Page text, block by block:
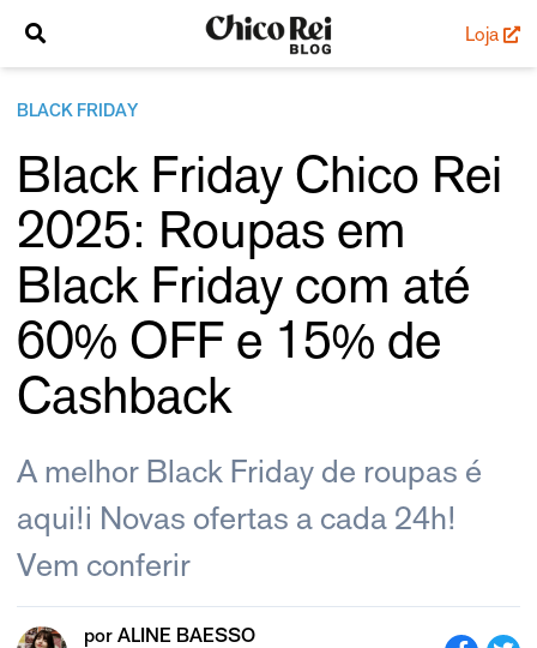
Loja
BLACK FRIDAY
Black Friday Chico Rei
2025: Roupas em
Black Friday com até
60% OFF e 15% de
Cashback
A melhor Black Friday de roupas é
aqui!i Novas ofertas a cada 24h!
Vem conferir
por ALINE BAESSO